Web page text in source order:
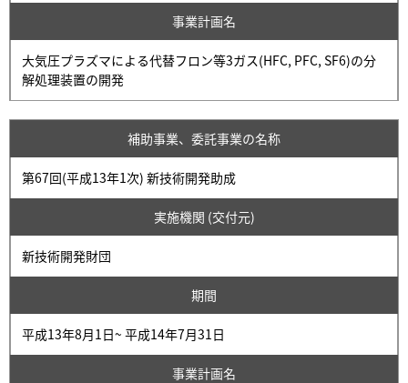
事業計画名
大気圧プラズマによる代替フロン等3ガス(HFC, PFC, SF6)の分
解処理装置の開発
補助事業、委託事業の名称
第67回(平成13年1次) 新技術開発助成
実施機関 (交付元)
新技術開発財団
期間
平成13年8月1日~ 平成14年7月31日
事業計画名